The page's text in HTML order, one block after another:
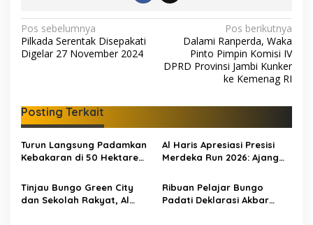
N
a
g
a
s
p
o
Pos sebelumnya
Pilkada Serentak Disepakati
Digelar 27 November 2024
Pos berikutnya
Dalami Ranperda, Waka
Pinto Pimpin Komisi IV
DPRD Provinsi Jambi Kunker
ke Kemenag RI
Posting Terkait
Turun Langsung Padamkan
Kebakaran di 50 Hektare
Minta Desa di Jambi Siaga
Karhutla
Al Haris Apresiasi Presisi
Merdeka Run 2026: Ajang
UMKM Jambi
Tinjau Bungo Green City
dan Sekolah Rakyat, Al
Ribuan Pelajar Bungo
Padati Deklarasi Akbar